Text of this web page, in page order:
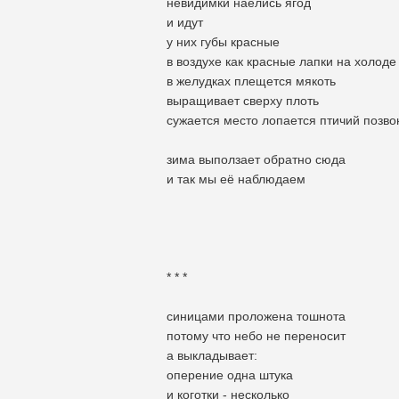
и идут
у них губы красные
в воздухе как красные лапки на холоде
в желудках плещется мякоть
выращивает сверху плоть
сужается место лопается птичий
зима выползает обратно сюда
и так мы её наблюдаем
* * *
синицами проложена тошнота
потому что небо не переносит
а выкладывает:
оперение одна штука
и коготки - несколько